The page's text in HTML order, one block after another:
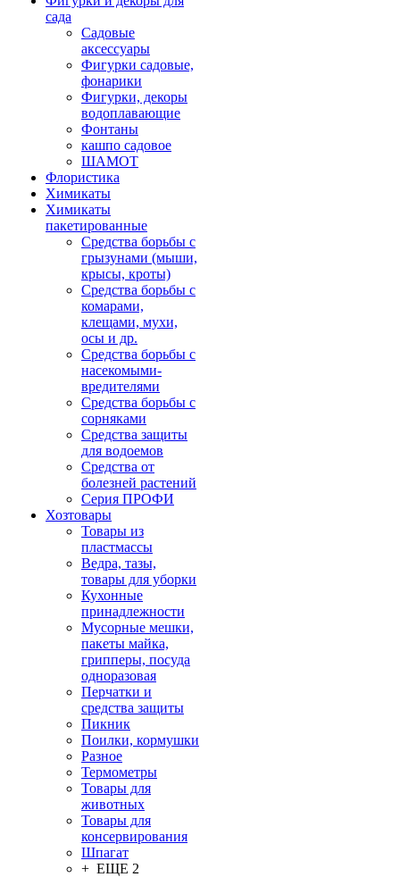
сада
Садовые
аксессуары
Фигурки садовые,
фонарики
Фигурки, декоры
водоплавающие
Фонтаны
кашпо садовое
ШАМОТ
Флористика
Химикаты
Химикаты
пакетированные
Средства борьбы с
грызунами (мыши,
крысы, кроты)
Средства борьбы с
комарами,
клещами, мухи,
осы и др.
Средства борьбы с
насекомыми-
вредителями
Средства борьбы с
сорняками
Средства защиты
для водоемов
Средства от
болезней растений
Серия ПРОФИ
Хозтовары
Товары из
пластмассы
Ведра, тазы,
товары для уборки
Кухонные
принадлежности
Мусорные мешки,
пакеты майка,
грипперы, посуда
одноразовая
Перчатки и
средства защиты
Пикник
Поилки, кормушки
Разное
Термометры
Товары для
животных
Товары для
консервирования
Шпагат
+ ЕЩЕ 2